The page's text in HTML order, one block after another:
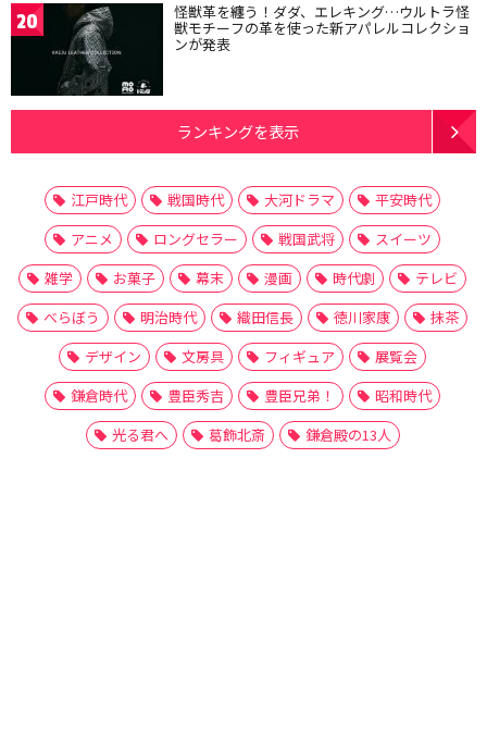
20 怪獣革を纏う！ダダ、エレキング…ウルトラ怪
獣モチーフの革を使った新アパレルコレクショ
ンが発表
ランキングを表示
江戸時代 戦国時代 大河ドラマ
平安時代
アニメ
ロングセラー 戦国武将
スイーツ
雑学
お菓子 幕末 漫画 時代劇
テレビ
べらぼう
明治時代 織田信長 徳川家康
抹茶
デザイン
文房具 フィギュア
展覧会
鎌倉時代
豊臣秀吉 豊臣兄弟！
昭和時代
光る君へ
葛飾北斎 鎌倉殿の13人